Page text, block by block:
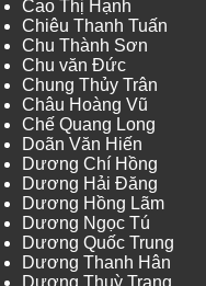
Cao Thị Hạnh
Chiêu Thanh Tuấn
Chu Thành Sơn
Chu văn Đức
Chung Thủy Trân
Châu Hoàng Vũ
Chế Quang Long
Doãn Văn Hiến
Dương Chí Hồng
Dương Hải Đăng
Dương Hồng Lãm
Dương Ngọc Tú
Dương Quốc Trung
Dương Thanh Hân